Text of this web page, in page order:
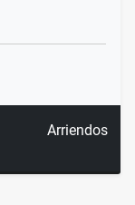
Arriendos